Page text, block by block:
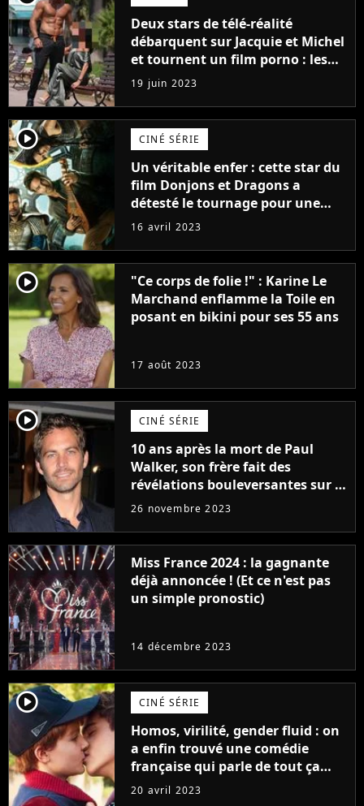
Deux stars de télé-réalité
débarquent sur Jacquie et Michel
et tournent un film porno : les
premières images du tournage
(exclu)
19 juin 2023
player2 CINÉ SÉRIE
Un véritable enfer : cette star du
film Donjons et Dragons a
détesté le tournage pour une
raison très spéciale
16 avril 2023
player2
"Ce corps de folie !" : Karine Le
Marchand enflamme la Toile en
posant en bikini pour ses 55 ans
17 août 2023
player2 CINÉ SÉRIE
10 ans après la mort de Paul
Walker, son frère fait des
révélations bouleversantes sur la
réaction des acteurs de Fast and
26 novembre 2023
Miss France 2024 : la gagnante
déjà annoncée ! (Et ce n'est pas
un simple pronostic)
14 décembre 2023
player2 CINÉ SÉRIE
Homos, virilité, gender fluid : on
a enfin trouvé une comédie
française qui parle de tout ça
sans être super ringarde
20 avril 2023